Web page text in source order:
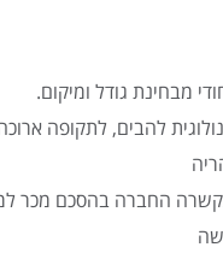
מבחינת גודל ומיקום.
להבים, לתקופה
2.7.24, התקשרה החברה בהסכם